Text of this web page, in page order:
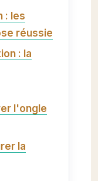
: les
réussie
: la
l'ongle
la